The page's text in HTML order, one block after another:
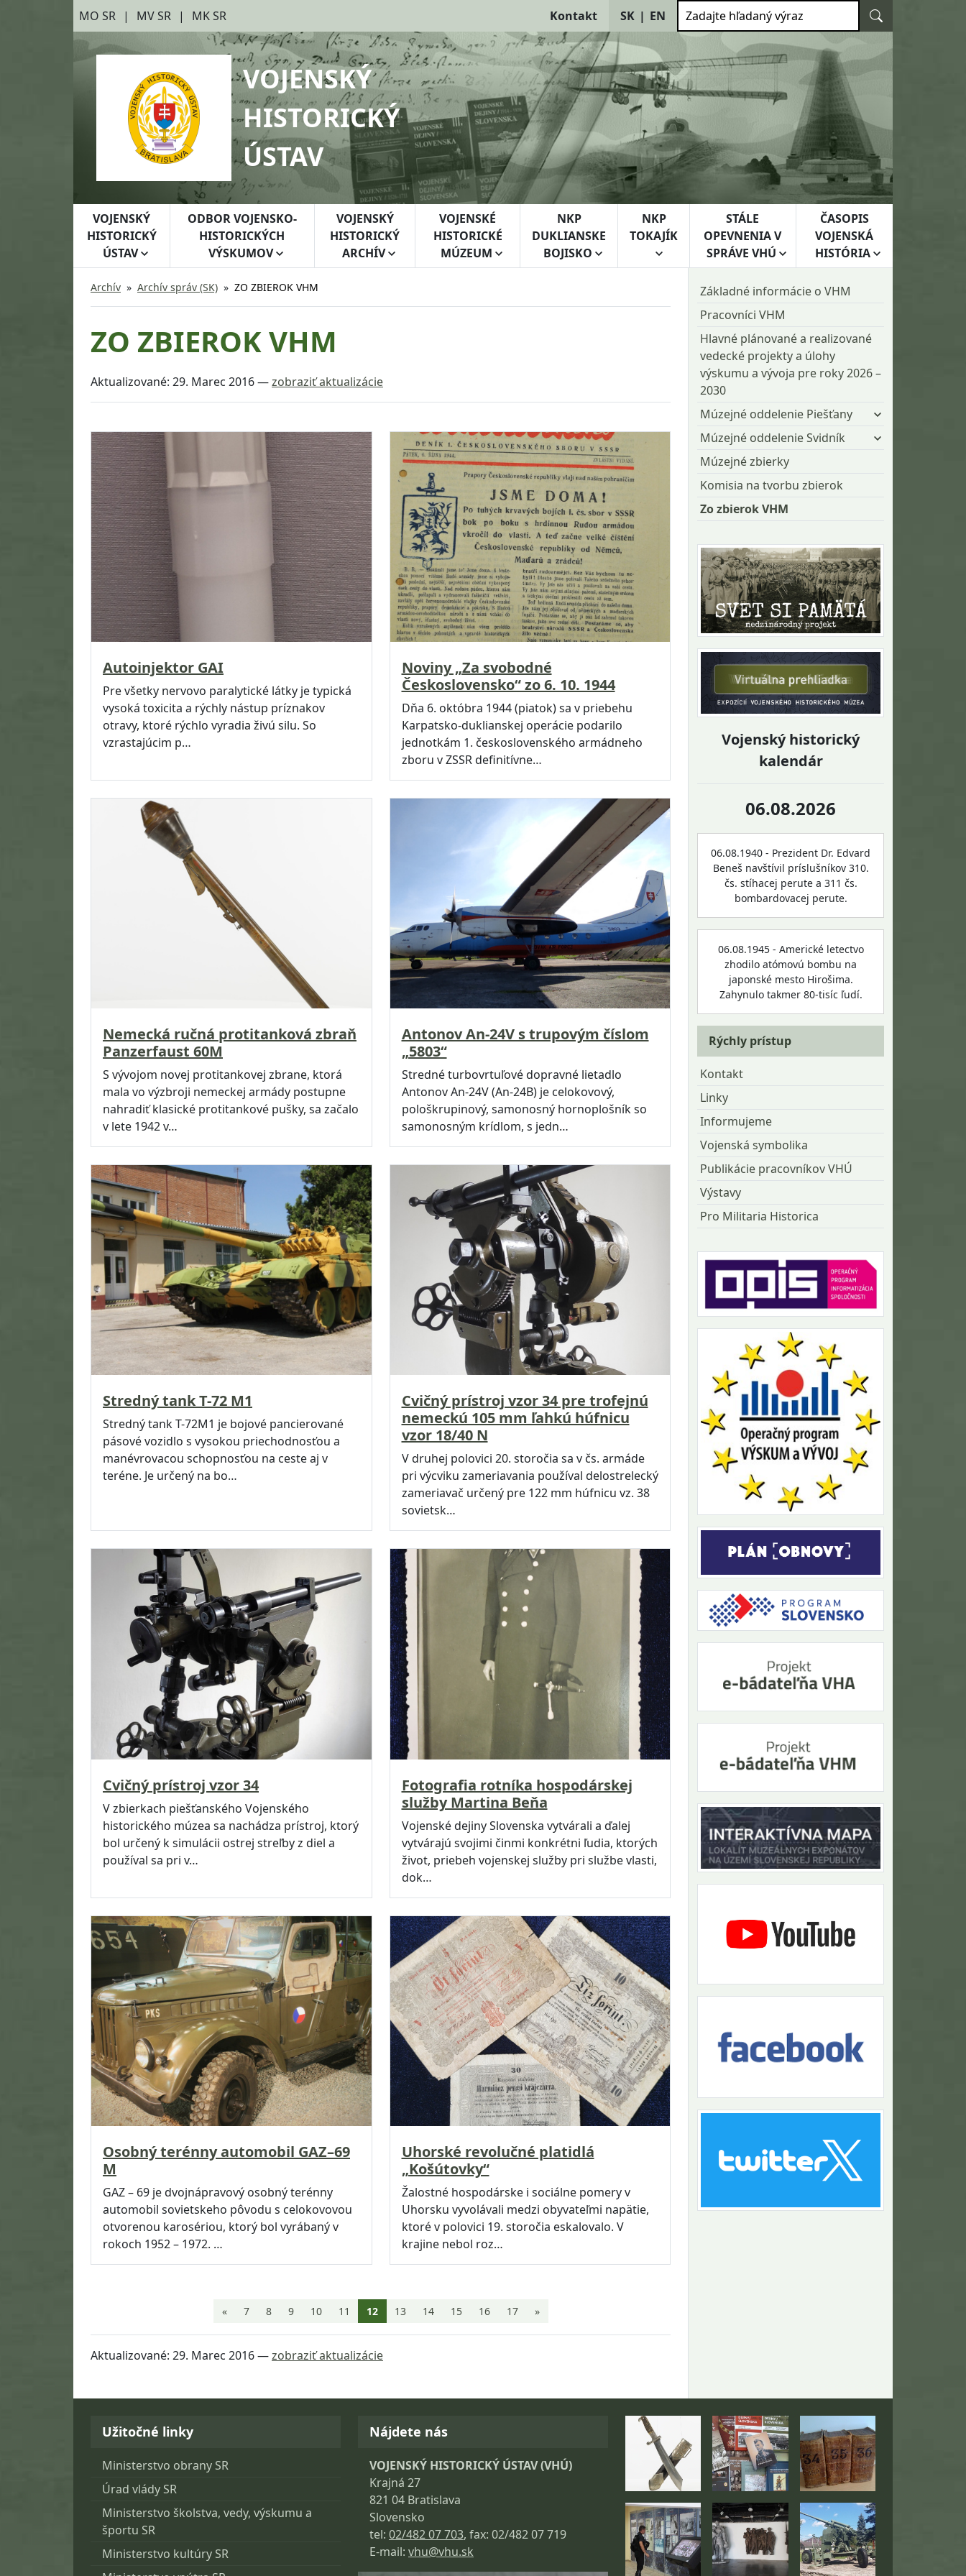
Preskočiť na hlavný obsah
Preskočiť na bočnú lištu
MO SR MV SR MK SR Kontakt SK EN Zadajte hľadaný výraz Vyhľadať
VOJENSKÝ
HISTORICKÝ
ÚSTAV
VOJENSKÝ
HISTORICKÝ
ÚSTAV
ODBOR VOJENSKO-
HISTORICKÝCH
VÝSKUMOV
VOJENSKÝ
HISTORICKÝ
ARCHÍV
VOJENSKÉ
HISTORICKÉ
MÚZEUM
NKP
DUKLIANSKE
BOJISKO
NKP
TOKAJÍK
STÁLE
OPEVNENIA V
SPRÁVE VHÚ
ČASOPIS
VOJENSKÁ
HISTÓRIA
Archív Archív správ (SK) ZO ZBIEROK VHM
ZO ZBIEROK VHM
Aktualizované: 29. Marec 2016—zobraziť aktualizácie
Autoinjektor GAI
Pre všetky nervovo paralytické látky je typická
vysoká toxicita a rýchly nástup príznakov
otravy, ktoré rýchlo vyradia živú silu. So
vzrastajúcim p…
Noviny „Za svobodné
Československo“ zo 6. 10. 1944
Dňa 6. októbra 1944 (piatok) sa v priebehu
Karpatsko-duklianskej operácie podarilo
jednotkám 1. československého armádneho
zboru v ZSSR definitívne…
Nemecká ručná protitanková zbraň
Panzerfaust 60M
S vývojom novej protitankovej zbrane, ktorá
mala vo výzbroji nemeckej armády postupne
nahradiť klasické protitankové pušky, sa začalo
v lete 1942 v…
Antonov An-24V s trupovým číslom
„5803“
Stredné turbovrtuľové dopravné lietadlo
Antonov An-24V (An-24B) je celokovový,
pološkrupinový, samonosný hornoplošník so
samonosným krídlom, s jedn…
Stredný tank T-72 M1
Stredný tank T-72M1 je bojové pancierované
pásové vozidlo s vysokou priechodnosťou a
manévrovacou schopnosťou na ceste aj v
teréne. Je určený na bo…
Cvičný prístroj vzor 34 pre trofejnú
nemeckú 105 mm ľahkú húfnicu
vzor 18/40 N
V druhej polovici 20. storočia sa v čs. armáde
pri výcviku zameriavania používal delostrelecký
zameriavač určený pre 122 mm húfnicu vz. 38
sovietsk…
Cvičný prístroj vzor 34
V zbierkach piešťanského Vojenského
historického múzea sa nachádza prístroj, ktorý
bol určený k simulácii ostrej streľby z diel a
používal sa pri v…
Fotografia rotníka hospodárskej
služby Martina Beňa
Vojenské dejiny Slovenska vytvárali a ďalej
vytvárajú svojimi činmi konkrétni ľudia, ktorých
život, priebeh vojenskej služby pri službe vlasti,
dok…
Osobný terénny automobil GAZ–69
M
GAZ – 69 je dvojnápravový osobný terénny
automobil sovietskeho pôvodu s celokovovou
otvorenou karosériou, ktorý bol vyrábaný v
rokoch 1952 – 1972. …
Uhorské revolučné platidlá
„Košútovky“
Žalostné hospodárske i sociálne pomery v
Uhorsku vyvolávali medzi obyvateľmi napätie,
ktoré v polovici 19. storočia eskalovalo. V
krajine nebol roz…
« 7 8 9 10 11 12Aktuálna stránka 12
13 14 15 16 17 »
Aktualizované: 29. Marec 2016—zobraziť aktualizácie
Základné informácie o VHM
Pracovníci VHM
Hlavné plánované a realizované
vedecké projekty a úlohy
výskumu a vývoja pre roky 2026 –
2030
Múzejné oddelenie Piešťany
Múzejné oddelenie Svidník
Múzejné zbierky
Komisia na tvorbu zbierok
Zo zbierok VHM
Vojenský historický
kalendár
06.08.2026
06.08.1940 - Prezident Dr. Edvard
Beneš navštívil príslušníkov 310.
čs. stíhacej perute a 311 čs.
bombardovacej perute.
06.08.1945 - Americké letectvo
zhodilo atómovú bombu na
japonské mesto Hirošima.
Zahynulo takmer 80-tisíc ľudí.
Rýchly prístup
Kontakt
Linky
Informujeme
Vojenská symbolika
Publikácie pracovníkov VHÚ
Výstavy
Pro Militaria Historica
Užitočné linky
Ministerstvo obrany SR
Úrad vlády SR
Ministerstvo školstva, vedy, výskumu a
športu SR
Ministerstvo kultúry SR
Nájdete nás
VOJENSKÝ HISTORICKÝ ÚSTAV (VHÚ)
Krajná 27
821 04 Bratislava
Slovensko
tel: 02/482 07 703, fax: 02/482 07 719
E-mail: vhu@vhu.sk
Fotogaléria